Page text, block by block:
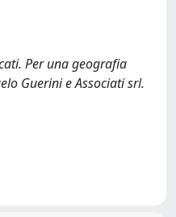
Per una geografia
Guerini e Associati srl.